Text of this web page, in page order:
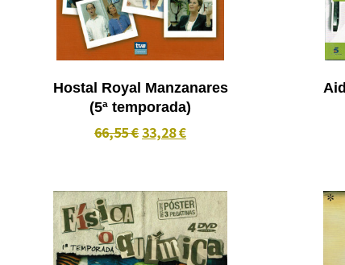
Hostal Royal Manzanares
(5ª temporada)
66,55 €33,28 €